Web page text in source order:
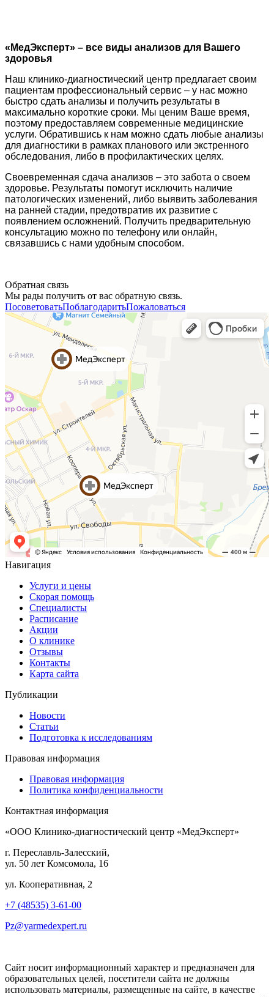
«МедЭксперт» – все виды анализов для Вашего
здоровья
Наш клинико-диагностический центр предлагает своим
пациентам профессиональный сервис – у нас можно
быстро сдать анализы и получить результаты в
максимально короткие сроки. Мы ценим Ваше время,
поэтому предоставляем современные медицинские
услуги. Обратившись к нам можно сдать любые анализы
для диагностики в рамках планового или экстренного
обследования, либо в профилактических целях.
Своевременная сдача анализов – это забота о своем
здоровье. Результаты помогут исключить наличие
патологических изменений, либо выявить заболевания
на ранней стадии, предотвратив их развитие с
появлением осложнений. Получить предварительную
консультацию можно по телефону или онлайн,
связавшись с нами удобным способом.
Обратная связь
Мы рады получить от вас обратную связь.
ПосоветоватьПоблагодаритьПожаловаться
Навигация
Услуги и цены
Скорая помощь
Специалисты
Расписание
Акции
О клинике
Отзывы
Контакты
Карта сайта
Публикации
Новости
Статьи
Подготовка к исследованиям
Правовая информация
Правовая информация
Политика конфиденциальности
Контактная информация
«ООО Клинико-диагностический центр «МедЭксперт»
г. Переславль-Залесский,
ул. 50 лет Комсомола, 16
ул. Кооперативная, 2
+7 (48535) 3-61-00
Pz@yarmedexpert.ru
Сайт носит информационный характер и предназначен для
образовательных целей, посетители сайта не должны
использовать материалы, размещенные на сайте, в качестве